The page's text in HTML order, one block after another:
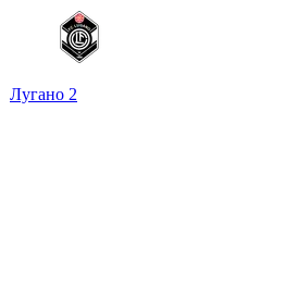
Лугано 2